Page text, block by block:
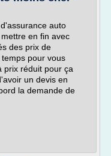
auto
en fin avec
des prix de
pour vous
prix réduit pour ça
un devis en
la demande de